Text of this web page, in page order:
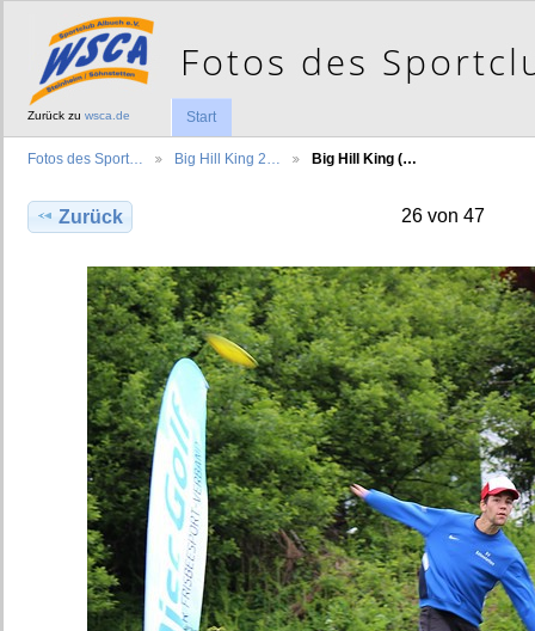
Zurück zu wsca.de Start
Fotos des Sport… Big Hill King 2… Big Hill King (…
Zurück 26 von 47